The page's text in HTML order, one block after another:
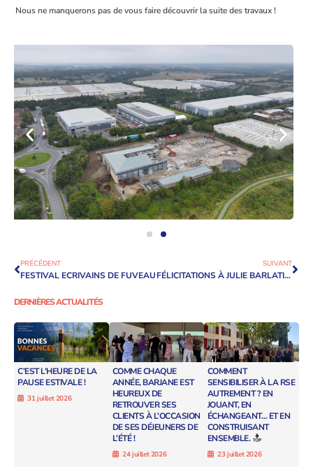
Nous ne manquerons pas de vous faire découvrir la suite des travaux !
PRÉCÉDENT
FESTIVAL ECRIVAINS DE FUVEAU
SUIVANT
FÉLICITATIONS À JULIE BARLATIER PRIEURET POUR SA SÉLECTION AUX TROPHÉES DES FEMMES DE L’INDUSTRIE 2024
DERNIÈRES ACTUALITÉS
C’EST L’HEURE DE LA
PAUSE ESTIVALE !
31 juillet 2026
COMME CHAQUE
ANNÉE, BARJANE EST
HEUREUX DE
RETROUVER SES
CLIENTS À L’OCCASION
DE SES DÉJEUNERS DE
L’ÉTÉ !
24 juillet 2026
COMMENT
SENSIBILISER À LA RSE
AUTREMENT ? EN
JOUANT, EN
ÉCHANGEANT… ET EN
CONSTRUISANT
ENSEMBLE.
23 juillet 2026